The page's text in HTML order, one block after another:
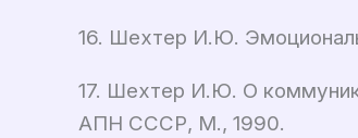
16. Шехтер И.Ю.
17. Шехтер И.Ю. О
АПН СССР, М., 1990.